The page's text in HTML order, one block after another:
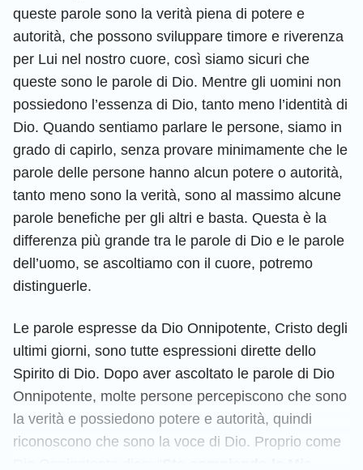
queste parole sono la verità piena di potere e
autorità, che possono sviluppare timore e riverenza
per Lui nel nostro cuore, così siamo sicuri che
queste sono le parole di Dio. Mentre gli uomini non
possiedono l’essenza di Dio, tanto meno l’identità di
Dio. Quando sentiamo parlare le persone, siamo in
grado di capirlo, senza provare minimamente che le
parole delle persone hanno alcun potere o autorità,
tanto meno sono la verità, sono al massimo alcune
parole benefiche per gli altri e basta. Questa è la
differenza più grande tra le parole di Dio e le parole
dell’uomo, se ascoltiamo con il cuore, potremo
distinguerle.
Le parole espresse da Dio Onnipotente, Cristo degli
ultimi giorni, sono tutte espressioni dirette dello
Spirito di Dio. Dopo aver ascoltato le parole di Dio
Onnipotente, molte persone percepiscono che sono
la verità e possiedono potere e autorità, quindi
riconoscono che sono la voce di Dio. Proprio come